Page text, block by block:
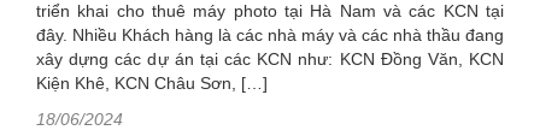
triển khai cho thuê máy photo tại Hà Nam và các KCN tại
đây. Nhiều Khách hàng là các nhà máy và các nhà thầu đang
xây dựng các dự án tại các KCN như: KCN Đồng Văn, KCN
Kiện Khê, KCN Châu Sơn, […]
18/06/2024